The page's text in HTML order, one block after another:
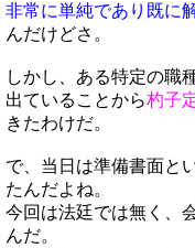
非常に単純であり既に
んだけどさ。
しかし、ある特定の職
出ていることから杓子
きたわけだ。
で、当日は準備書面と
たんだよね。
今回は法廷では無く、
んだ。